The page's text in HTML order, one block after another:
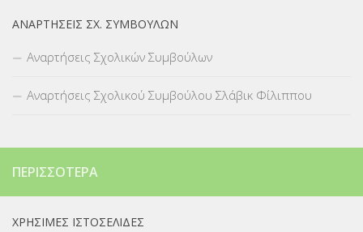
ΑΝΑΡΤΉΣΕΙΣ ΣΧ. ΣΥΜΒΟΎΛΩΝ
Αναρτήσεις Σχολικών Συμβούλων
Αναρτήσεις Σχολικού Συμβούλου Σλάβικ Φίλιππου
ΠΕΡΙΣΣΌΤΕΡΑ
ΧΡΉΣΙΜΕΣ ΙΣΤΟΣΕΛΊΔΕΣ